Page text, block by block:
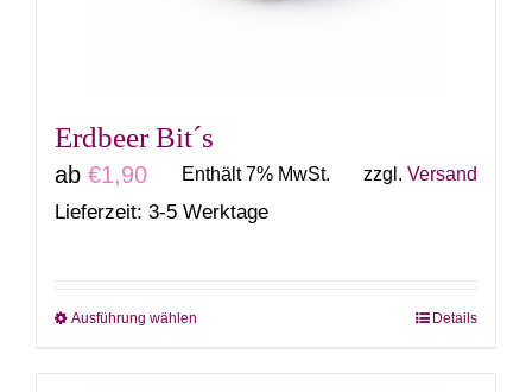
werden
Erdbeer Bit´s
ab €1,90 Enthält 7% MwSt. zzgl. Versand
Lieferzeit: 3-5 Werktage
Ausführung wählen Details